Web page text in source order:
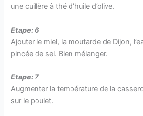
une cuillère à thé d’huile d’olive.
Etape: 6
Ajouter le miel, la moutarde de Dijon,
pincée de sel. Bien mélanger.
Etape: 7
Augmenter la température de la
sur le poulet.